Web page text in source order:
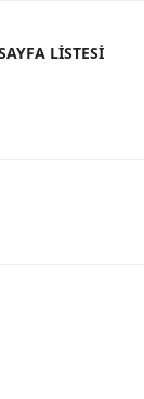
LISTESI